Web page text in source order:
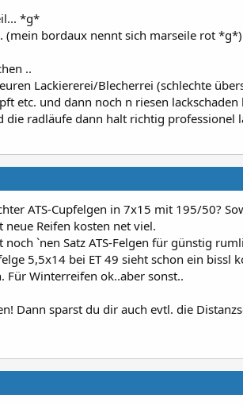
*g*
(mein bordaux nennt sich marseile rot *g*)
..
Lackiererei/Blecherrei (schlechte
etc. und dann noch n riesen
die radläufe dann halt richtig professionel
ATS-Cupfelgen in 7x15 mit 195/50?
Reifen kosten net viel.
`nen Satz ATS-Felgen für günstig
5,5x14 bei ET 49 sieht schon ein bissl
Für Winterreifen ok..aber sonst..
Dann sparst du dir auch evtl. die